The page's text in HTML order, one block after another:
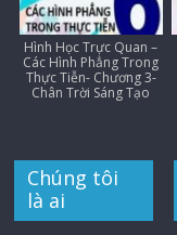
Hình Học Trực Quan –
Các Hình Phẳng Trong
Thực Tiễn- Chương 3-
Chân Trời Sáng Tạo
Chúng tôi
là ai